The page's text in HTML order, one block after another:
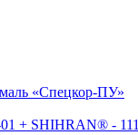
«Спецкор-ПУ»
+ SHIHRAN® - 111